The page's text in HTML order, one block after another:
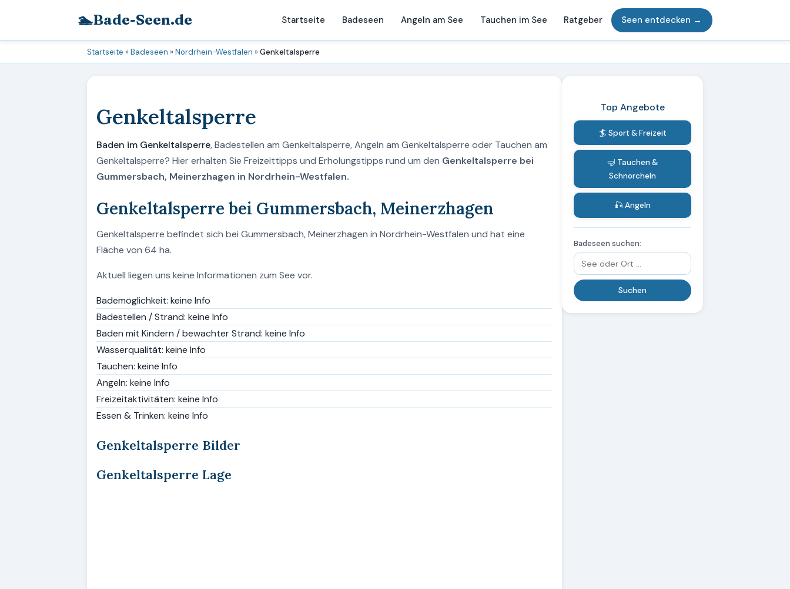
🏊Bade-Seen.de Startseite Badeseen Angeln am See Tauchen im See Ratgeber Seen entdecken →
Startseite »Badeseen »Nordrhein-Westfalen »Genkeltalsperre
Genkeltalsperre
Baden im Genkeltalsperre, Badestellen am Genkeltalsperre, Angeln am Genkeltalsperre oder Tauchen am
Genkeltalsperre? Hier erhalten Sie Freizeittipps und Erholungstipps rund um den Genkeltalsperre bei
Gummersbach, Meinerzhagen in Nordrhein-Westfalen.
Genkeltalsperre bei Gummersbach, Meinerzhagen
Genkeltalsperre befindet sich bei Gummersbach, Meinerzhagen in Nordrhein-Westfalen und hat eine
Fläche von 64 ha.
Aktuell liegen uns keine Informationen zum See vor.
Bademöglichkeit: keine Info
Badestellen / Strand: keine Info
Baden mit Kindern / bewachter Strand: keine Info
Wasserqualität: keine Info
Tauchen: keine Info
Angeln: keine Info
Freizeitaktivitäten: keine Info
Essen & Trinken: keine Info
Genkeltalsperre Bilder
Genkeltalsperre Lage
Top Angebote
🏄 Sport & Freizeit
🤿 Tauchen &
Schnorcheln
🎣 Angeln
Badeseen suchen: